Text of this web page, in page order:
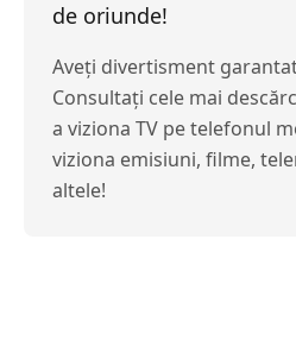
de oriunde!
Aveți divertisment
Consultați cele mai
a viziona TV pe telefonul
viziona emisiuni, filme,
altele!